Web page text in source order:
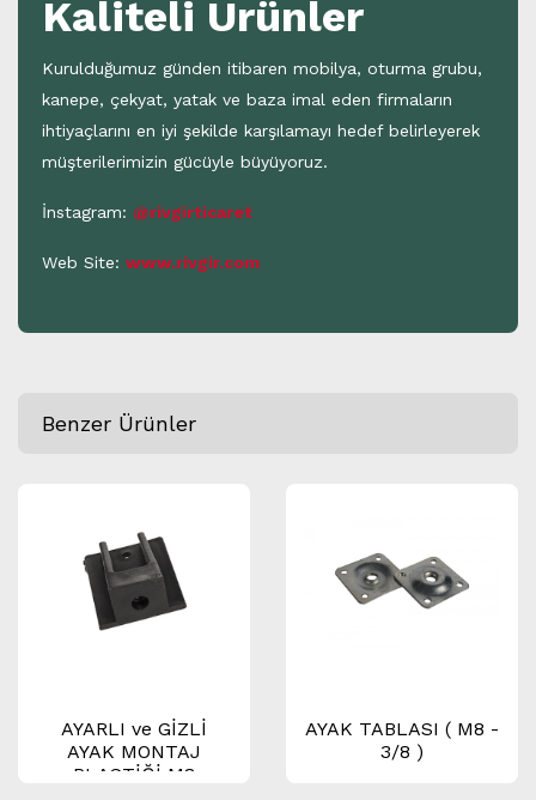
Kaliteli Ürünler
Kurulduğumuz günden itibaren mobilya, oturma grubu,
kanepe, çekyat, yatak ve baza imal eden firmaların
ihtiyaçlarını en iyi şekilde karşılamayı hedef belirleyerek
müşterilerimizin gücüyle büyüyoruz.
İnstagram: @rivgirticaret
Web Site: www.rivgir.com
Benzer Ürünler
AYARLI ve GİZLİ
AYAK MONTAJ
PLASTİĞİ M8
AYAK TABLASI ( M8 -
3/8 )